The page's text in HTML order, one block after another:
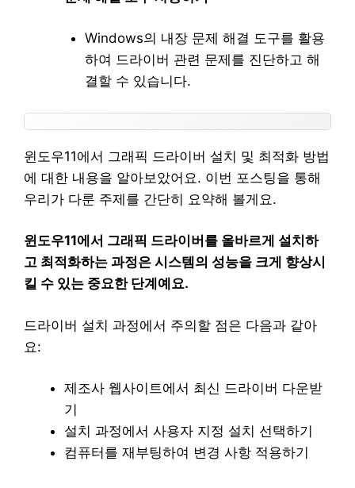
Windows의 내장 문제 해결 도구를 활용
하여 드라이버 관련 문제를 진단하고 해
결할 수 있습니다.
윈도우11에서 그래픽 드라이버 설치 및 최적화 방법
에 대한 내용을 알아보았어요. 이번 포스팅을 통해
우리가 다룬 주제를 간단히 요약해 볼게요.
윈도우11에서 그래픽 드라이버를 올바르게 설치하
고 최적화하는 과정은 시스템의 성능을 크게 향상시
킬 수 있는 중요한 단계예요.
드라이버 설치 과정에서 주의할 점은 다음과 같아
요:
제조사 웹사이트에서 최신 드라이버 다운받
기
설치 과정에서 사용자 지정 설치 선택하기
컴퓨터를 재부팅하여 변경 사항 적용하기